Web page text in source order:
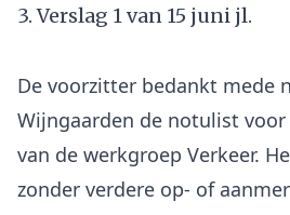
3. Verslag 1 van 15 juni jl.
De voorzitter bedankt mede
Wijngaarden de notulist
van de werkgroep Verkeer.
zonder verdere op- of